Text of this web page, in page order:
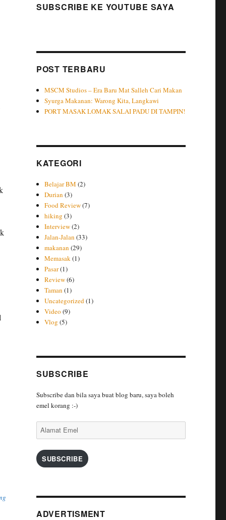
SUBSCRIBE KE YOUTUBE SAYA
POST TERBARU
MSCM Studios – Era Baru Mat Salleh Cari Makan
Syurga Makanan: Warong Kita, Langkawi
PORT MASAK LOMAK SALAI PADU DI TAMPIN!
KATEGORI
Belajar BM (2)
Durian (3)
Food Review(7)
hiking (3)
Interview(2)
Jalan-Jalan (33)
makanan (29)
Memasak(1)
Pasar(1)
Review(6)
Taman (1)
Uncategorized(1)
Video (9)
Vlog (5)
SUBSCRIBE
Subscribe dan bila saya buat blog baru, saya boleh
emel korang :-)
Alamat
Emel
SUBSCRIBE
ADVERTISMENT